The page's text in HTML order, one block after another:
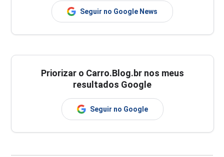
Seguir no Google News
Priorizar o Carro.Blog.br nos meus
resultados Google
Seguir no Google